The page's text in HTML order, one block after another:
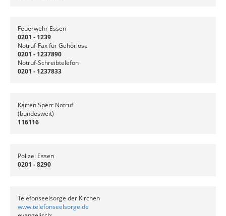
Feuerwehr Essen
0201 - 1239
Notruf-Fax für Gehörlose
0201 - 1237890
Notruf-Schreibtelefon
0201 - 1237833
Karten Sperr Notruf
(bundesweit)
116116
Polizei Essen
0201 - 8290
Telefonseelsorge der Kirchen
www.telefonseelsorge.de